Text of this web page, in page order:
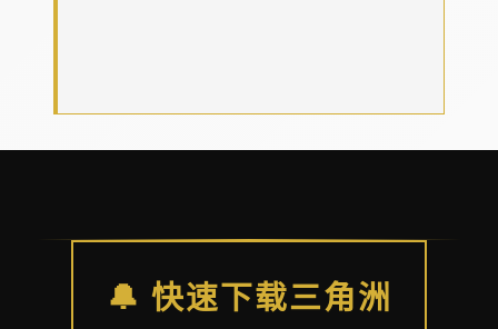
🔔 快速下载三角洲